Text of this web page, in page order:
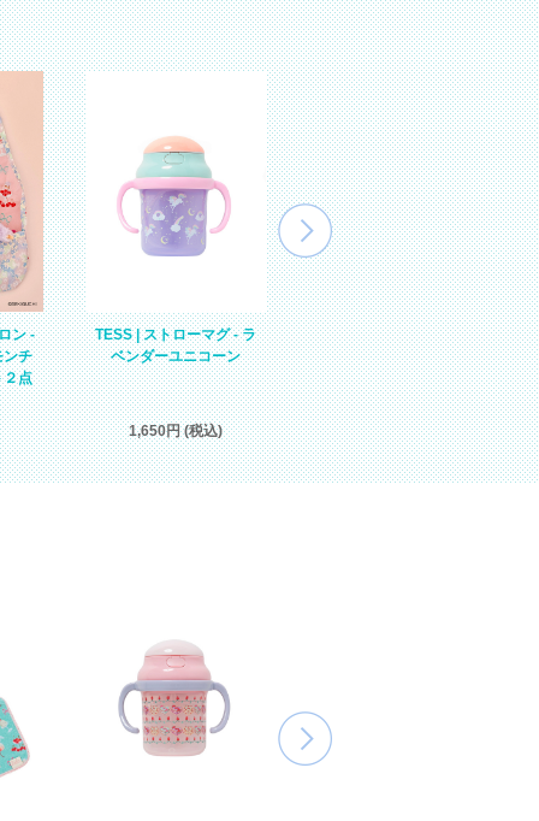
ン -
ンチ
２点
TESS | ストローマグ - ラ
ベンダーユニコーン
1,650円 (税込)
EMMA REESE | スカラッ
プクリップポーチ - ピン
クユニコーン【ゆうパケ
ット２点同梱可】
3,630円 (税込)